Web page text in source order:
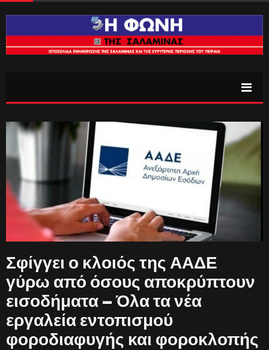
Σφίγγει ο κλοιός της ΑΑΔΕ
γύρω από όσους αποκρύπτουν
εισοδήματα – Όλα τα νέα
εργαλεία εντοπισμού
φοροδιαφυγής και φοροκλοπής